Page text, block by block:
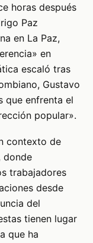
horas después
Paz
en La Paz,
en
escaló tras
Gustavo
que enfrenta el
popular».
contexto de
donde
trabajadores
desde
del
tienen lugar
que ha